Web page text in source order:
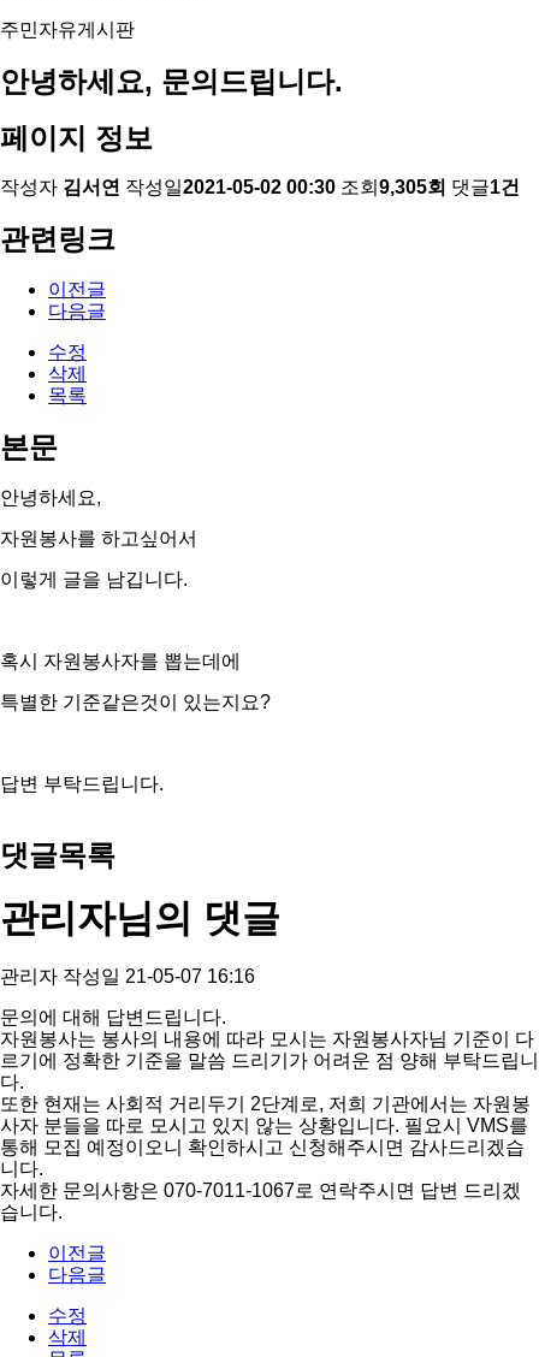
주민자유게시판
안녕하세요, 문의드립니다.
페이지 정보
작성자 김서연 작성일2021-05-02 00:30 조회 9,305회 댓글1건
관련링크
이전글
다음글
수정
삭제
목록
본문
안녕하세요,
자원봉사를 하고싶어서
이렇게 글을 남깁니다.
혹시 자원봉사자를 뽑는데에
특별한 기준같은것이 있는지요?
​​​​​​​답변 부탁드립니다.
댓글목록
관리자님의 댓글
관리자 작성일 21-05-07 16:16
문의에 대해 답변드립니다.
자원봉사는 봉사의 내용에 따라 모시는 자원봉사자님 기준이 다
르기에 정확한 기준을 말씀 드리기가 어려운 점 양해 부탁드립니
다.
또한 현재는 사회적 거리두기 2단계로, 저희 기관에서는 자원봉
사자 분들을 따로 모시고 있지 않는 상황입니다. 필요시 VMS를
통해 모집 예정이오니 확인하시고 신청해주시면 감사드리겠습
니다.
자세한 문의사항은 070-7011-1067로 연락주시면 답변 드리겠
습니다.
이전글
다음글
수정
삭제